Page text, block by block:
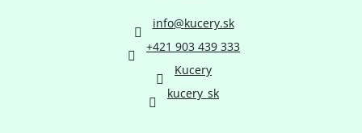
info@kucery.sk
+421 903 439 333
Kucery
kucery_sk